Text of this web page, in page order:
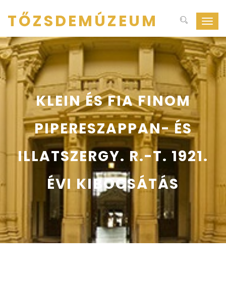
ki-
be
TŐZSDEMÚZEUM
KLEIN ÉS FIA FINOM
PIPERESZAPPAN- ÉS
ILLATSZERGY. R.-T. 1921.
ÉVI KIBOCSÁTÁS